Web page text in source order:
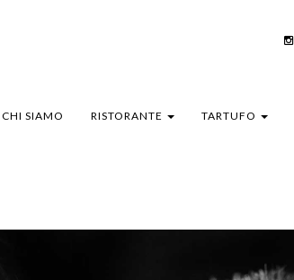
CHI SIAMO RISTORANTE TARTUFO